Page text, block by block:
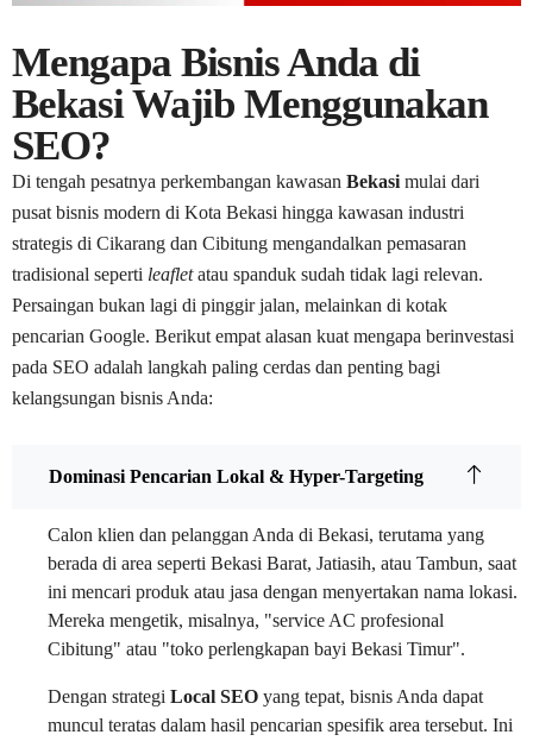
Mengapa Bisnis Anda di
Bekasi Wajib Menggunakan
SEO?
Di tengah pesatnya perkembangan kawasan Bekasi mulai dari
pusat bisnis modern di Kota Bekasi hingga kawasan industri
strategis di Cikarang dan Cibitung mengandalkan pemasaran
tradisional seperti leafletatau spanduk sudah tidak lagi relevan.
Persaingan bukan lagi di pinggir jalan, melainkan di kotak
pencarian Google. Berikut empat alasan kuat mengapa berinvestasi
pada SEO adalah langkah paling cerdas dan penting bagi
kelangsungan bisnis Anda:
Dominasi Pencarian Lokal & Hyper-Targeting
Calon klien dan pelanggan Anda di Bekasi, terutama yang
berada di area seperti Bekasi Barat, Jatiasih, atau Tambun, saat
ini mencari produk atau jasa dengan menyertakan nama lokasi.
Mereka mengetik, misalnya, "service AC profesional
Cibitung" atau "toko perlengkapan bayi Bekasi Timur".
Dengan strategi Local SEO yang tepat, bisnis Anda dapat
muncul teratas dalam hasil pencarian spesifik area tersebut. Ini